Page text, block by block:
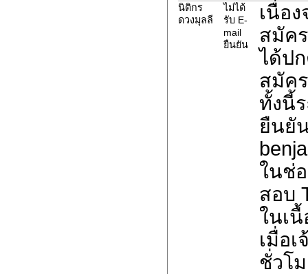
นิติกร
ดวงมุลลี
ไม่ได้
รับ E-
mail
ยืนยัน
เนื่อ
สมัค
ได้ป
สมัค
ทั้งนี้
ยืนยั
ในช่
สอบ
ในเ
เมื่อ
ชั่วโ